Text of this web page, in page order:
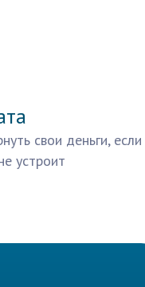
свои деньги, если
устроит